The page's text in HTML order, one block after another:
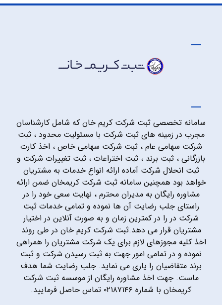
سامانه تخصصی ثبت شرکت کریم خان که شامل کارشناسان
مجرب در زمینه های ثبت شرکت با مسئولیت محدود ، ثبت
شرکت سهامی عام ، ثبت شرکت سهامی خاص ، اخذ کارت
بازرگانی ، ثبت برند ، ثبت اختراعات ، ثبت تغییرات شرکت و
ثبت انحلال شرکت آماده ارائه انواع خدمات به مشتریان
خواهد بود همچنین سامانه ثبت شرکت کریمخان ضمن ارائه
مشاوره رایگان به مدیران محترم ، نهایت سعی خود را در
راستای جلب رضایت آن ها نموده و تمامی خدمات ثبت
شرکت در را در کمترین زمان و به صورت آنلاین در اختیار
مشتریان قرار می دهد.ثبت شرکت کریم خان در طی روند
اخذ کلیه مجوزهای لازم برای یک شرکت مشتریان را همراهی
نموده و در تمامی امور جهت به ثبت رسیدن شرکت و ثبت
برند متقاضیان را یاری می نماید. جلب رضایت شما هدف
ماست. جهت اخذ مشاوره رایگان از موسسه ثبت شرکت
کریمخان با شماره ۰۲۱۸۷۱۴۶ تماس حاصل فرمایید.